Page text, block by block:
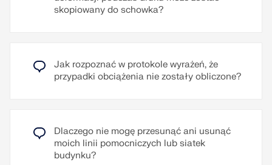
wiatrów są dane wiatrowe z ekspertyzy. Kolejnym
ukształtowanie terenu.
Przeczytaj więcej
skopiowany do schowka?
Jak rozpoznać w protokole wyrażeń, że
przypadki obciążenia nie zostały obliczone?
Dlaczego nie mogę przesunąć ani usunąć
moich linii pomocniczych lub siatek
budynku?